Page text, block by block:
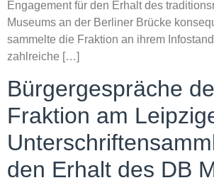
Engagement für den Erhalt des
Museums an der Berliner Brücke
sammelte die Fraktion an ihrem
zahlreiche […]
Bürgergespräche
Fraktion am
den Erhalt des DB